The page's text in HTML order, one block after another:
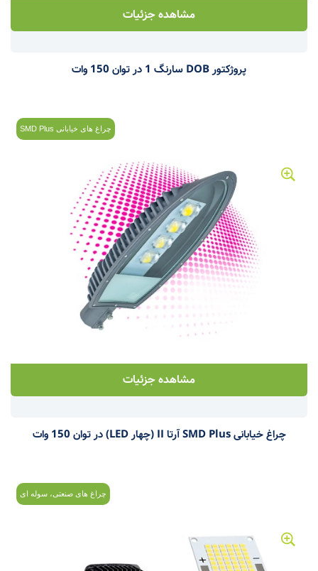
مشاهده جزئیات
پروژکتور DOB سارنگ 1 در توان 150 وات
چراغ های خیابانی SMD Plus
مشاهده جزئیات
چراغ خیابانی SMD Plus آرتا II (چهار LED) در توان 150 وات
چراغ های صنعتی، سوله ای